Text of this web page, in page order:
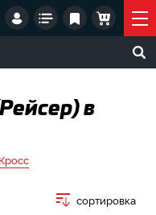
в
Кросс
сортировка